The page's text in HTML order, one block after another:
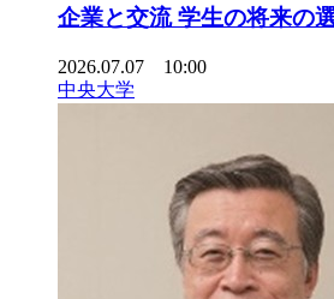
企業と交流 学生の将来の
2026.07.07 10:00
中央大学